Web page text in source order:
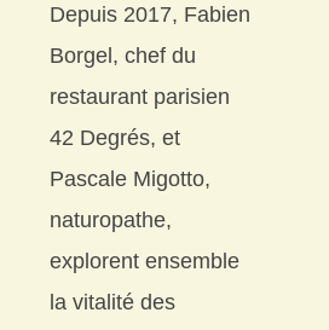
Depuis 2017, Fabien
Borgel, chef du
restaurant parisien
42 Degrés, et
Pascale Migotto,
naturopathe,
explorent ensemble
la vitalité des